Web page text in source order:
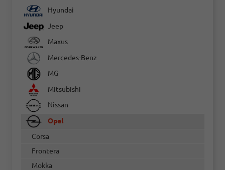
Hyundai
Jeep
Maxus
Mercedes-Benz
MG
Mitsubishi
Nissan
Opel
Corsa
Frontera
Mokka